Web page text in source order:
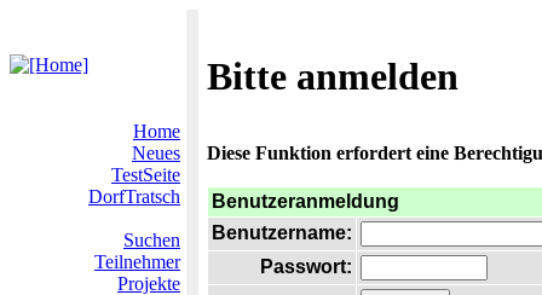
Bitte anmelden
Home
Neues
TestSeite
DorfTratsch
Suchen
Teilnehmer
Projekte
Diese Funktion erfordert eine
Benutzeranmeldung
Benutzername:
Passwort: